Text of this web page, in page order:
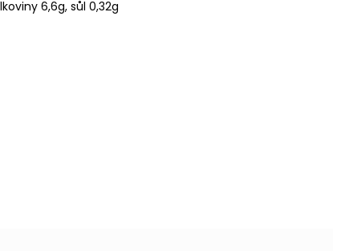
6,6g, sůl 0,32g